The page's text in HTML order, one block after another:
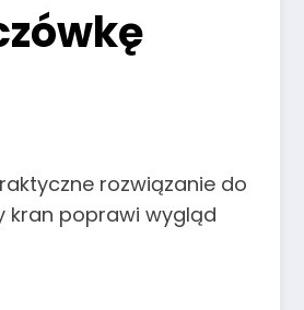
rozwiązanie do
kran poprawi wygląd